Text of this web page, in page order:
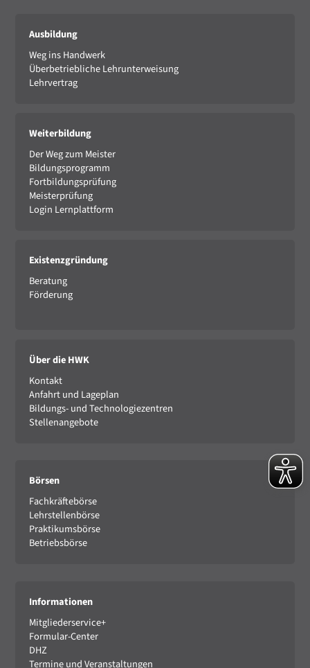
Ausbildung
Weg ins Handwerk
Überbetriebliche Lehrunterweisung
Lehrvertrag
Weiterbildung
Der Weg zum Meister
Bildungsprogramm
Fortbildungsprüfung
Meisterprüfung
Login Lernplattform
Existenzgründung
Beratung
Förderung
Über die HWK
Kontakt
Anfahrt und Lageplan
Bildungs- und Technologiezentren
Stellenangebote
Börsen
Fachkräftebörse
Lehrstellenbörse
Praktikumsbörse
Betriebsbörse
Informationen
Mitgliederservice+
Formular-Center
DHZ
Termine und Veranstaltungen